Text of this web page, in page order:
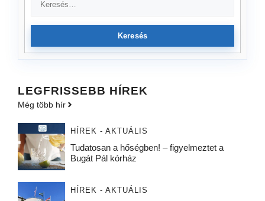
Keresés
LEGFRISSEBB HÍREK
Még több hír
HÍREK - AKTUÁLIS
Tudatosan a hőségben! – figyelmeztet a
Bugát Pál kórház
HÍREK - AKTUÁLIS